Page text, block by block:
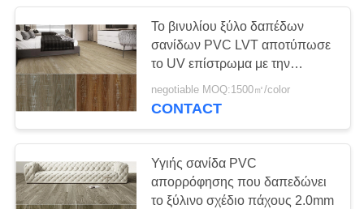
Βινυλίου δάπεδο
κεραμιδιών
πολυτέλειας
Το βινυλίου ξύλο δαπέδων
σανίδων PVC LVT αποτύπωσε
το UV επίστρωμα με την
προστασία στρώματος ένδυσης
σε ανάγλυφο
negotiable MOQ:1500㎡/color
CONTACT
Υγιής σανίδα PVC
απορρόφησης που δαπεδώνει
το ξύλινο σχέδιο πάχους 2.0mm